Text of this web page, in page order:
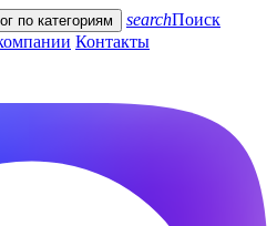
по категориям searchПоиск
Контакты